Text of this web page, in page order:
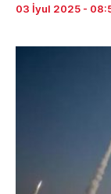
03 İyul 2025 -